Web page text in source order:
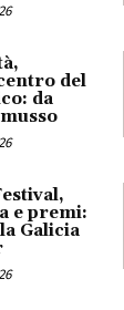
del
da
e premi:
Galicia